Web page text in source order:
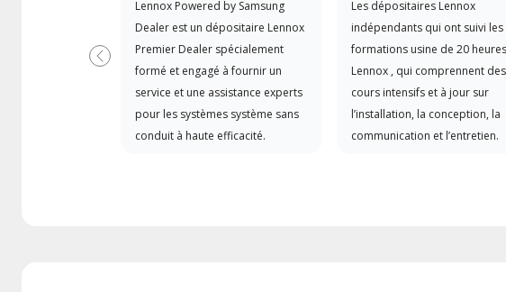
Lennox Powered by Samsung
Dealer est un dépositaire Lennox
Premier Dealer spécialement
formé et engagé à fournir un
service et une assistance experts
pour les systèmes système sans
conduit à haute efficacité.
Les dépositaires Lennox
indépendants qui ont suivi les
formations usine de 20
Lennox , qui comprennent des
cours intensifs et à jour sur
l’installation, la conception, la
communication et l’entretien.
Précédent